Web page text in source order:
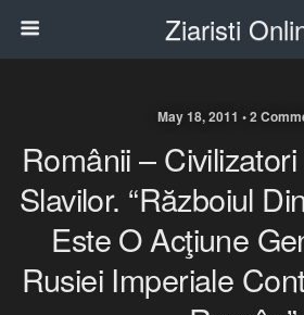
Ziaristi
May 18, 2011 • 2
Românii –
Slavilor. “Războiul
Este O Acţiune
Rusiei Imperiale